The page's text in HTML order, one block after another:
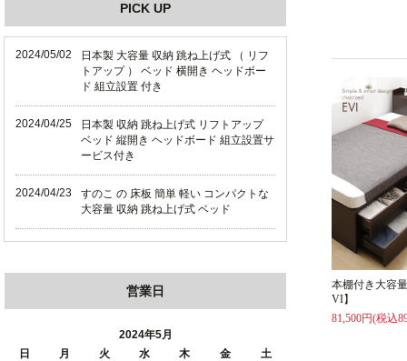
本棚付き大容
VI】
81,500円(税込
PICK UP
2024/05/02
日本製 大容量 収納 跳ね上げ式 （ リフ
トアップ ） ベッド 横開き ヘッドボー
ド 組立設置 付き
2024/04/25
日本製 収納 跳ね上げ式 リフトアップ
ベッド 縦開き ヘッドボード 組立設置サ
ービス付き
2024/04/23
すのこ の 床板 簡単 軽い コンパクトな
大容量 収納 跳ね上げ式 ベッド
2024/03/28
収納 付き 大容量 チェスト ベッド 日本
製 ヘッドボードなし
営業日
2024年5月
日
月 火 水 木 金
土